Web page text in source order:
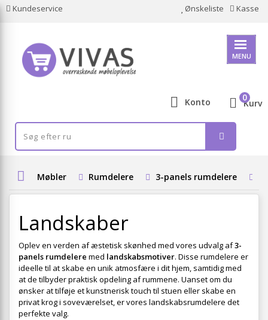
Kundeservice Ønskeliste Kasse
MENU
Konto Kurv
0
Møbler Rumdelere 3-panels rumdelere
Landskaber
Oplev en verden af æstetisk skønhed med vores udvalg af3-
panels rumdelere med landskabsmotiver. Disse rumdelere er
ideelle til at skabe en unik atmosfære i dit hjem, samtidig med
at de tilbyder praktisk opdeling af rummene. Uanset om du
ønsker at tilføje et kunstnerisk touch til stuen eller skabe en
privat krog i soveværelset, er vores landskabsrumdelere det
perfekte valg.